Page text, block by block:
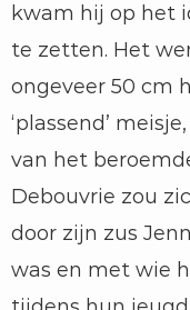
kwam hij op het
te zetten. Het
ongeveer 50 cm
‘plassend’
van het
Debouvrie zou
door zijn zus
was en met wie